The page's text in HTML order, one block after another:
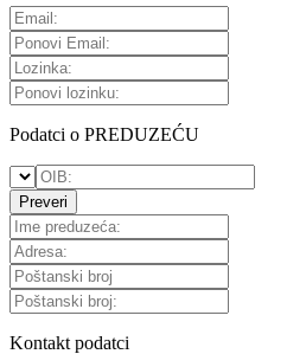
Podatci o PREDUZEĆU
Preveri
Kontakt podatci